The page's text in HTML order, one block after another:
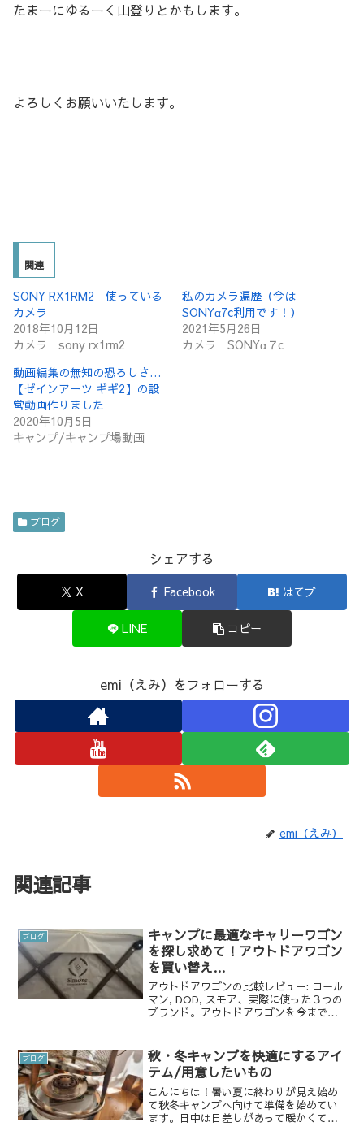
たまーにゆるーく山登りとかもします。
よろしくお願いいたします。
関連
SONY RX1RM2 使っている
カメラ
2018年10月12日
カメラ sony rx1rm2
私のカメラ遍歴（今は
SONYα7c利用です！）
2021年5月26日
カメラ SONYα７c
動画編集の無知の恐ろしさ…
【ゼインアーツ ギギ2】の設
営動画作りました
2020年10月5日
キャンプ/キャンプ場動画
ブログ
シェアする
X Facebook はてブ
LINE コピー
emi（えみ）をフォローする
emi（えみ）
関連記事
ブログ
キャンプに最適なキャリーワゴン
を探し求めて！アウトドアワゴン
を買い替え
た/Coleman,DOD,S’moreのレ
ビュー
アウトドアワゴンの比較レビュー: コール
マン, DOD, スモア、実際に使った３つの
ブランド。アウトドアワゴンを今まで３
ブログ
秋・冬キャンプを快適にするアイ
テム/用意したいもの
こんにちは！暑い夏に終わりが見え始め
て秋冬キャンプへ向けて準備を始めてい
ます。日中は日差しがあって暖かくても